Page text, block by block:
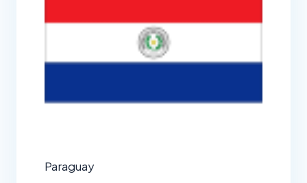
Paraguay